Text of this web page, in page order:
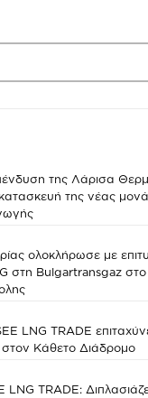
της Λάρισα
της νέας
ολοκλήρωσε με
στη Bulgartransgaz στο
LNG TRADE
Κάθετο Διάδρομο
LNG TRADE: